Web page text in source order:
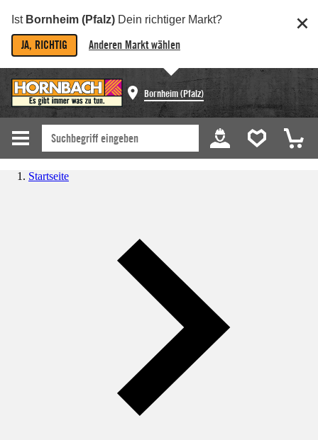
Ist Bornheim (Pfalz) Dein richtiger Markt?
JA, RICHTIG Anderen Markt wählen
Bornheim (Pfalz)
Startseite